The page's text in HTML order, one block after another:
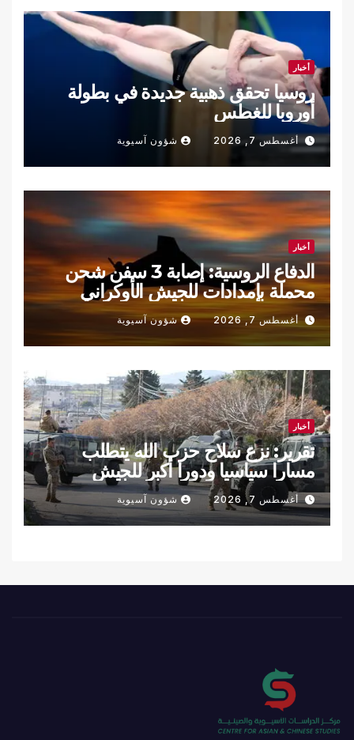
أخبار
روسيا تحقق ذهبية جديدة في بطولة
أوروبا للغطس
أغسطس 7, 2026 شؤون آسيوية
أخبار
الدفاع الروسية: إصابة 3 سفن شحن
محملة بإمدادات للجيش الأوكراني
أغسطس 7, 2026 شؤون آسيوية
أخبار
تقرير: نزع سلاح حزب الله يتطلب
مسارا سياسيا ودورا أكبر للجيش
اللبناني
أغسطس 7, 2026 شؤون آسيوية